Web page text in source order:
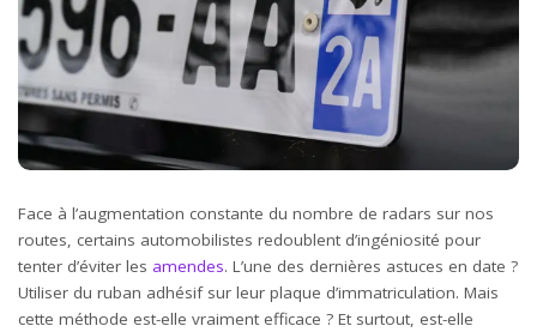
Face à l’augmentation constante du nombre de radars sur nos
routes, certains automobilistes redoublent d’ingéniosité pour
tenter d’éviter les amendes. L’une des dernières astuces en date ?
Utiliser du ruban adhésif sur leur plaque d’immatriculation. Mais
cette méthode est-elle vraiment efficace ? Et surtout, est-elle